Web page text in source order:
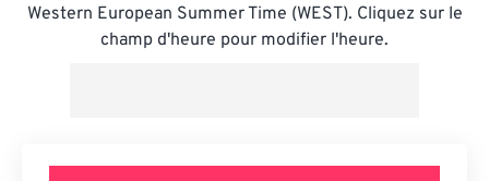
Western European Summer Time (WEST). Cliquez sur le
champ d'heure pour modifier l'heure.